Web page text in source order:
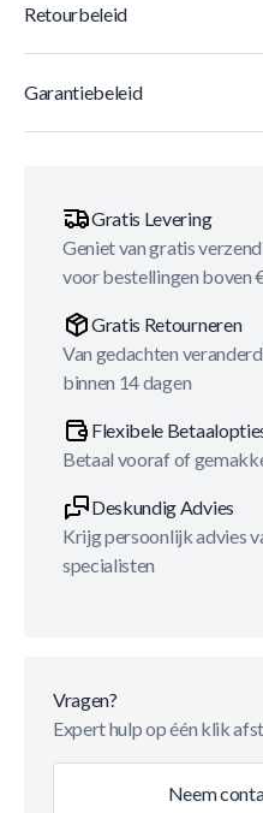
Retourbeleid
Garantiebeleid
Gratis Levering
Geniet van gratis
voor bestellingen boven
Gratis Retourneren
Van gedachten
binnen 14 dagen
Flexibele
Betaal vooraf of
Deskundig Advies
Krijg persoonlijk advies
specialisten
Vragen?
Expert hulp op één klik
Neem